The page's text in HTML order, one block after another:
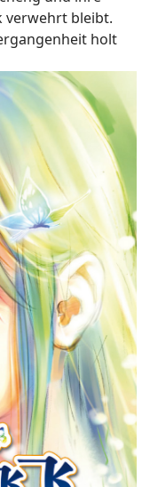
verwehrt bleibt.
holt